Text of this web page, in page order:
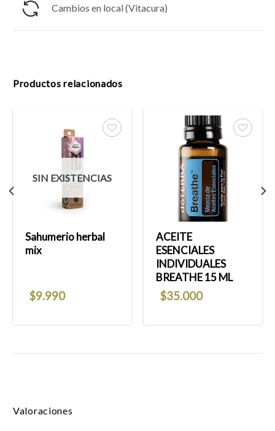
Cambios en local (Vitacura)
Productos relacionados
lista
SIN EXISTENCIAS
Sahumerio herbal
mix
$9.990
ACEITE
ESENCIALES
INDIVIDUALES
BREATHE 15 ML
$35.000
Valoraciones